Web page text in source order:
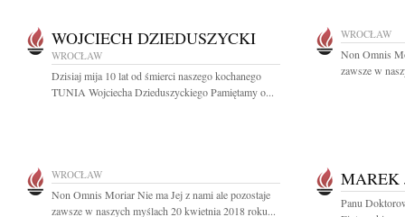
WOJCIECH DZIEDUSZYCKI
WROCŁAW
Dzisiaj mija 10 lat od śmierci naszego kochanego
TUNIA Wojciecha Dzieduszyckiego Pamiętamy o...
WROCŁAW
Non Omnis
zawsze w
WROCŁAW
Non Omnis Moriar Nie ma Jej z nami ale pozostaje
zawsze w naszych myślach 20 kwietnia 2018 roku...
MAREK
Panu